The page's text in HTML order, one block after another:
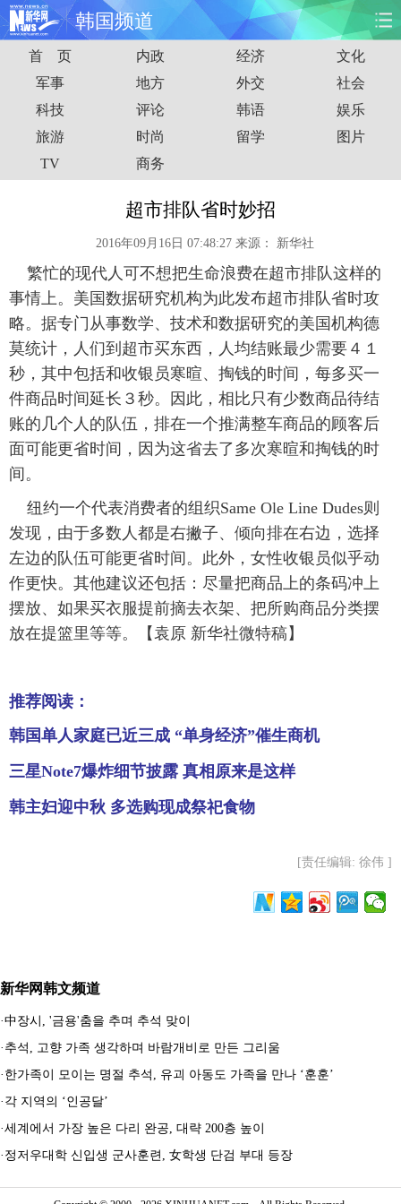
韩国频道
首页 时政 国际 财经
娱乐 体育 人事 教育
时尚 思客
台湾 华人
能源 房产
图片 视频 彩票 食品
旅游 健康 信息化 数据
金融 公益 军事 无人机
富媒体 摄影 新华广播
首 页 内政 经济
文化
军事
地方 外交
社会
科技
评论 韩语
娱乐
旅游
时尚 留学
图片
TV
商务
超市排队省时妙招
2016年09月16日 07:48:27 来源： 新华社
繁忙的现代人可不想把生命浪费在超市排队这样的
事情上。美国数据研究机构为此发布超市排队省时攻
略。据专门从事数学、技术和数据研究的美国机构德
莫统计，人们到超市买东西，人均结账最少需要４１
秒，其中包括和收银员寒暄、掏钱的时间，每多买一
件商品时间延长３秒。因此，相比只有少数商品待结
账的几个人的队伍，排在一个推满整车商品的顾客后
面可能更省时间，因为这省去了多次寒暄和掏钱的时
间。
纽约一个代表消费者的组织Same Ole Line Dudes则
发现，由于多数人都是右撇子、倾向排在右边，选择
左边的队伍可能更省时间。此外，女性收银员似乎动
作更快。其他建议还包括：尽量把商品上的条码冲上
摆放、如果买衣服提前摘去衣架、把所购商品分类摆
放在提篮里等等。【袁原 新华社微特稿】
推荐阅读：
韩国单人家庭已近三成 “单身经济”催生商机
三星Note7爆炸细节披露 真相原来是这样
韩主妇迎中秋 多选购现成祭祀食物
[责任编辑: 徐伟 ]
新华网韩文频道
·中장시, '금용'춤을 추며 추석 맞이
· 추석, 고향 가족 생각하며 바람개비로 만든 그리움
· 한가족이 모이는 명절 추석, 유괴 아동도 가족을 만나 ‘훈훈’
· 각 지역의 ‘인공달’
·세계에서 가장 높은 다리 완공, 대략 200층 높이
· 정저우대학 신입생 군사훈련, 女학생 단검 부대 등장